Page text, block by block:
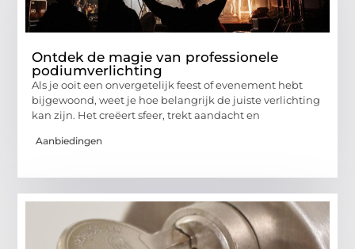
Ontdek de magie van professionele
podiumverlichting
Als je ooit een onvergetelijk feest of evenement hebt
bijgewoond, weet je hoe belangrijk de juiste verlichting
kan zijn. Het creëert sfeer, trekt aandacht en
Aanbiedingen